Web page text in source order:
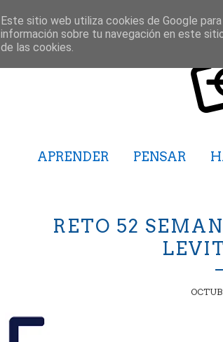
APRENDER PENSAR
RETO 52
Este sitio web utiliza cookies de Google
información sobre tu navegación en este
de las cookies.